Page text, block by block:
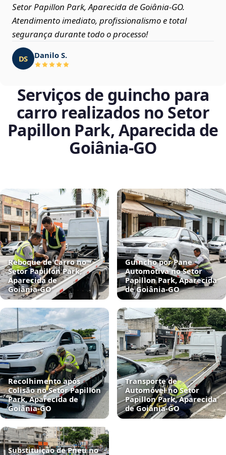
Setor Papillon Park, Aparecida de Goiânia‑GO.
Atendimento imediato, profissionalismo e total
segurança durante todo o processo!
DS Danilo S.
Serviços de guincho para
carro realizados no Setor
Papillon Park, Aparecida de
Goiânia‑GO
Reboque de Carro no
Setor Papillon Park,
Aparecida de
Goiânia‑GO
Guincho por Pane
Automotiva no Setor
Papillon Park, Aparecida
de Goiânia‑GO
Recolhimento após
Colisão no Setor Papillon
Park, Aparecida de
Goiânia‑GO
Transporte de
Automóvel no Setor
Papillon Park, Aparecida
de Goiânia‑GO
Substituição de Pneu no